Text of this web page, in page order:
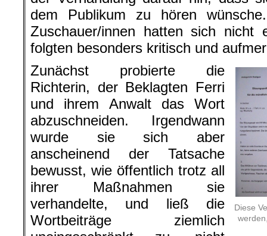
dem Publikum zu hören
Zuschauer/innen hatten sich nicht
folgten besonders kritisch und
Diese
Zunächst probierte die
Richterin, der Beklagten Ferri
und ihrem Anwalt das Wort
abzuschneiden. Irgendwann
wurde sie sich aber
anscheinend der Tatsache
bewusst, wie öffentlich trotz all
ihrer Maßnahmen sie
verhandelte, und ließ die
Wortbeiträge ziemlich